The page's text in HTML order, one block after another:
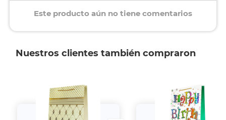
Este producto aún no tiene comentarios
Nuestros clientes también compraron